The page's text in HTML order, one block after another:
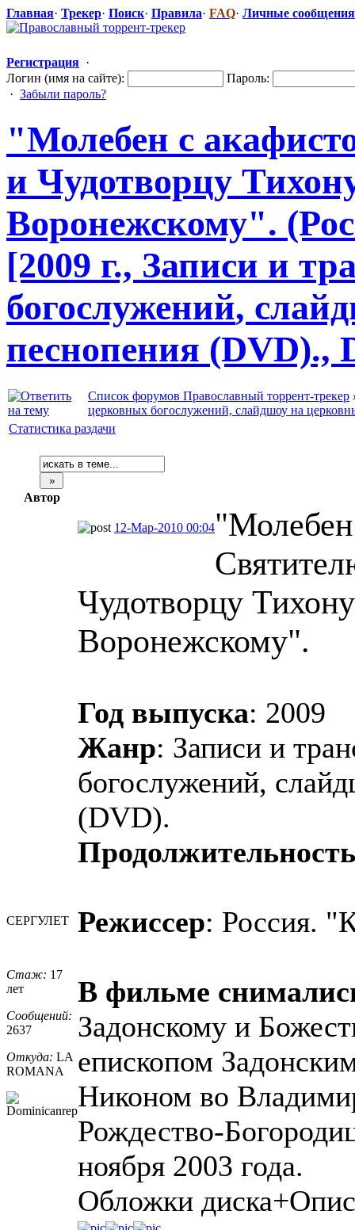
Главная· Трекер· Поиск· Правила· FAQ· Личные сообщения
Регистрация ·
Логин (имя на сайте):
Пароль:
· Забыли пароль?
"Молебен с
и Чудотворцу
Воронежскому​".
[2009 г., Записи и
богослужений​,
песнопения (DVD).,
Список форумов Православный торрент-трекер
церковных богослужений, слайдшоу на
Статистика раздачи
Автор
СЕРГУЛЕТ
Стаж: 17
лет
Сообщений:
2637
Откуда: LA
ROMANA
12-Мар-2010 00:04
Чудотворцу
Воронежскому".
Год выпуска: 2009
Жанр: Записи и
богослужений,
(DVD).
Продолжительность
Режиссер: Россия.
В фильме
Задонскому и
епископом
Никоном во
Рождество-
ноября 2003 года.
Обложки